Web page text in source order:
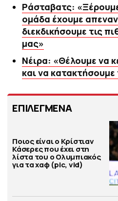
Ράσταβατς:
ομάδα έχουμε
διεκδικήσουμε τις
μας»
Νέιρα: «Θέλουμε να
και να κατακτήσουμε
ΕΠΙΛΕΓΜΕΝΑ
Ποιος είναι ο Κρίστιαν
Κάσερες που έχει στη
λίστα του ο Ολυμπιακός
για τα χαφ (pic, vid)